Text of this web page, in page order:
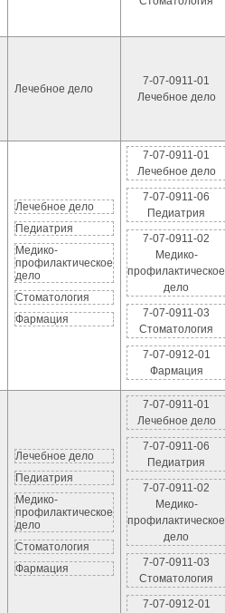
Лечебное дело
7-07-0911-01
Лечебное дело
Лечебное дело
Педиатрия
Медико-
профилактическое
дело
Стоматология
Фармация
7-07-0911-01
Лечебное дело
7-07-0911-06
Педиатрия
7-07-0911-02
Медико-
профилактическое
дело
7-07-0911-03
Стоматология
7-07-0912-01
Фармация
Лечебное дело
Педиатрия
Медико-
профилактическое
дело
Стоматология
Фармация
7-07-0911-01
Лечебное дело
7-07-0911-06
Педиатрия
7-07-0911-02
Медико-
профилактическое
дело
7-07-0911-03
Стоматология
7-07-0912-01